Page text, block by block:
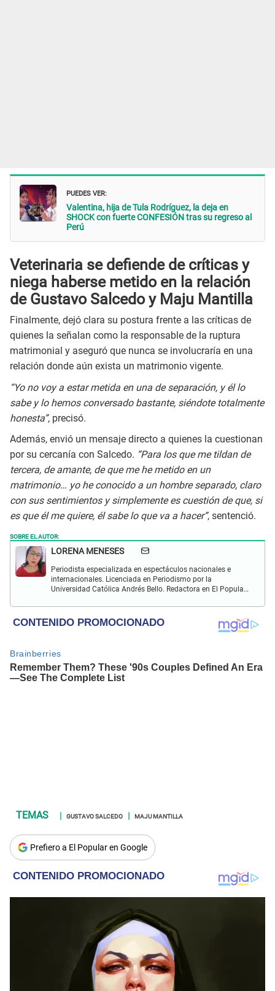
PUEDES VER:
Valentina, hija de Tula Rodríguez, la deja en
SHOCK con fuerte CONFESIÓN tras su regreso al
Perú
Veterinaria se defiende de críticas y
niega haberse metido en la relación
de Gustavo Salcedo y Maju Mantilla
Finalmente, dejó clara su postura frente a las críticas de
quienes la señalan como la responsable de la ruptura
matrimonial y aseguró que nunca se involucraría en una
relación donde aún exista un matrimonio vigente.
“Yo no voy a estar metida en una de separación, y él lo
sabe y lo hemos conversado bastante, siéndote totalmente
honesta”, precisó.
Además, envió un mensaje directo a quienes la cuestionan
por su cercanía con Salcedo. “Para los que me tildan de
tercera, de amante, de que me he metido en un
matrimonio… yo he conocido a un hombre separado, claro
con sus sentimientos y simplemente es cuestión de que, si
es que él me quiere, él sabe lo que va a hacer”, sentenció.
SOBRE EL AUTOR:
LORENA MENESES
Periodista especializada en espectáculos nacionales e
internacionales. Licenciada en Periodismo por la
Universidad Católica Andrés Bello. Redactora en El Popular.
celebridades.
GUSTAVO SALCEDO MAJU MANTILLA
Prefiero a El Popular en Google